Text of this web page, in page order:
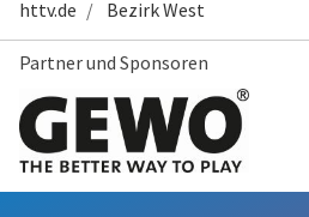
httv.de Bezirk West
Partner und Sponsoren